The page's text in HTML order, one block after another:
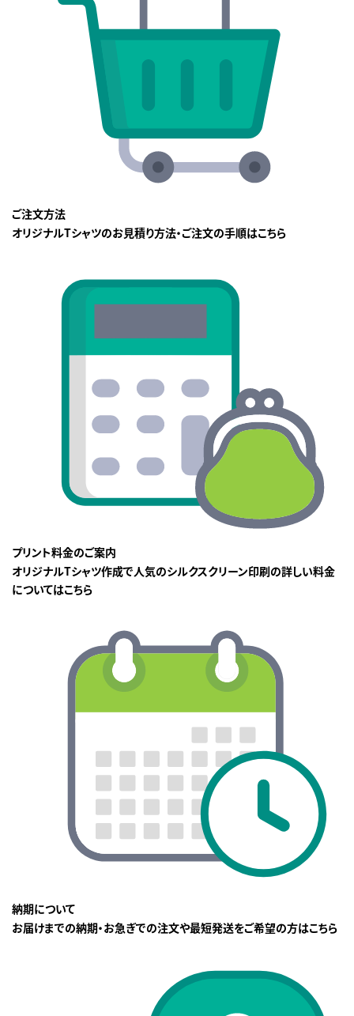
ご注文方法
オリジナルTシャツのお見積り方法・ご注文の手順はこちら
プリント料金のご案内
オリジナルTシャツ作成で人気のシルクスクリーン印刷の詳しい料金
についてはこちら
納期について
お届けまでの納期・お急ぎでの注文や最短発送をご希望の方はこちら